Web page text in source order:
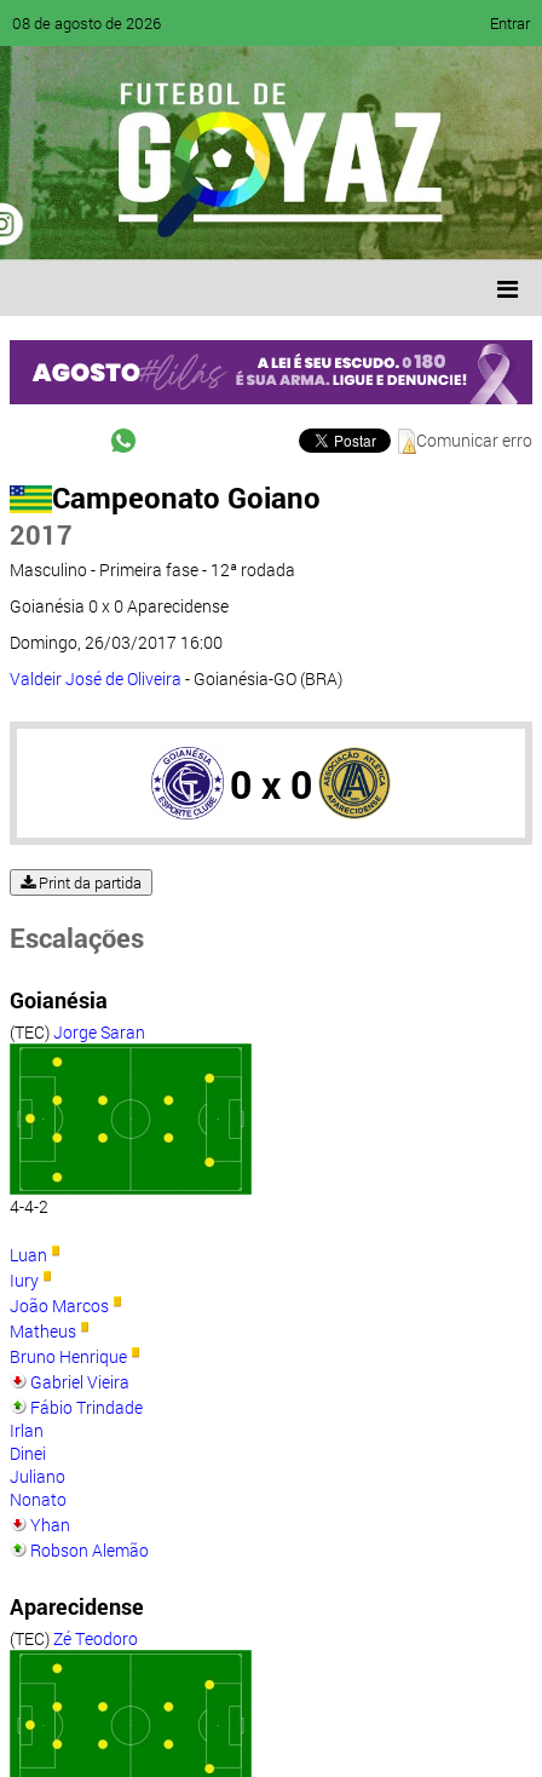
08 de agosto de 2026 Entrar
Comunicar erro
Campeonato Goiano
2017
Masculino - Primeira fase - 12ª rodada
Goianésia 0 x 0 Aparecidense
Domingo, 26/03/2017 16:00
Valdeir José de Oliveira - Goianésia-GO (BRA)
0 x 0
Print da partida
Escalações
Goianésia
(TEC)Jorge Saran
4-4-2
Luan
Iury
João Marcos
Matheus
Bruno Henrique
Gabriel Vieira
Fábio Trindade
Irlan
Dinei
Juliano
Nonato
Yhan
Robson Alemão
Aparecidense
(TEC)Zé Teodoro